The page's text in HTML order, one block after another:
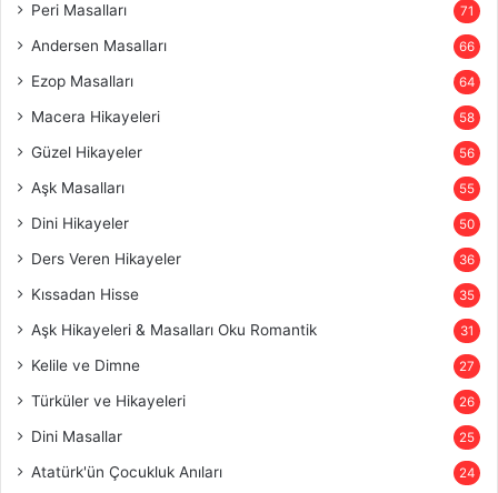
Peri Masalları 71
Andersen Masalları 66
Ezop Masalları 64
Macera Hikayeleri 58
Güzel Hikayeler 56
Aşk Masalları 55
Dini Hikayeler 50
Ders Veren Hikayeler 36
Kıssadan Hisse 35
Aşk Hikayeleri & Masalları Oku Romantik 31
Kelile ve Dimne 27
Türküler ve Hikayeleri 26
Dini Masallar 25
Atatürk'ün Çocukluk Anıları 24